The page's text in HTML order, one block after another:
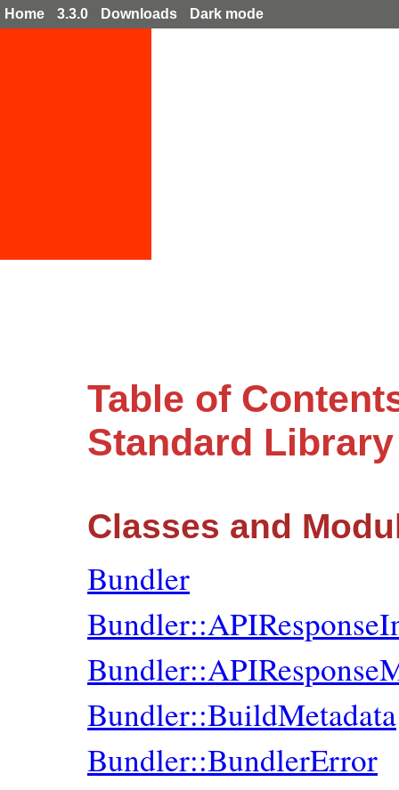
Home 3.3.0 Downloads Dark mode
Table of
Standard
Classes and
Bundler
Bundler::BuildMetadata
Bundler::BundlerError